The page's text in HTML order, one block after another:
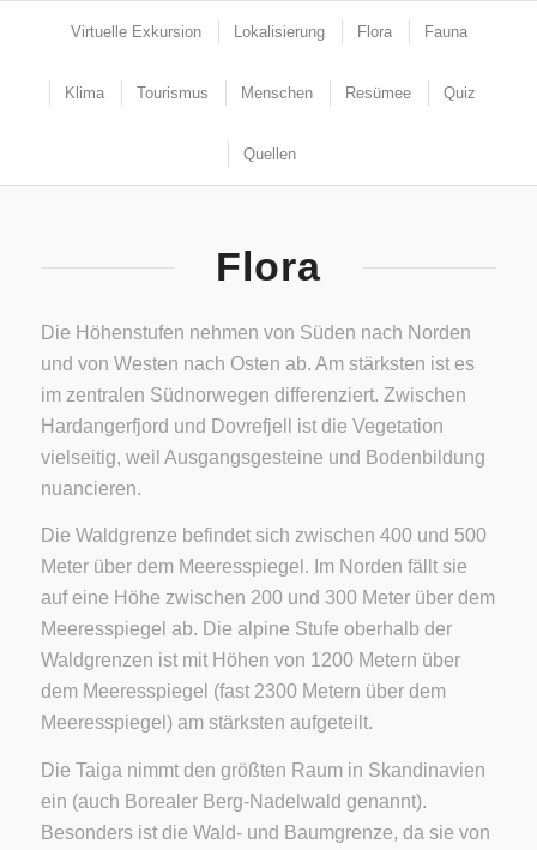
Virtuelle Exkursion Lokalisierung Flora Fauna
Klima Tourismus Menschen Resümee Quiz
Quellen
Flora
Die Höhenstufen nehmen von Süden nach Norden
und von Westen nach Osten ab. Am stärksten ist es
im zentralen Südnorwegen differenziert. Zwischen
Hardangerfjord und Dovrefjell ist die Vegetation
vielseitig, weil Ausgangsgesteine und Bodenbildung
nuancieren.
Die Waldgrenze befindet sich zwischen 400 und 500
Meter über dem Meeresspiegel. Im Norden fällt sie
auf eine Höhe zwischen 200 und 300 Meter über dem
Meeresspiegel ab. Die alpine Stufe oberhalb der
Waldgrenzen ist mit Höhen von 1200 Metern über
dem Meeresspiegel (fast 2300 Metern über dem
Meeresspiegel) am stärksten aufgeteilt.
Die Taiga nimmt den größten Raum in Skandinavien
ein (auch Borealer Berg-Nadelwald genannt).
Besonders ist die Wald- und Baumgrenze, da sie von